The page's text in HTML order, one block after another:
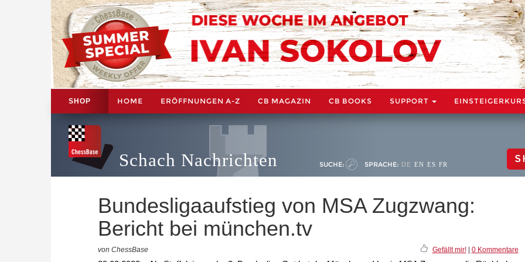
SHOP HOME ERÖFFNUNGEN A-Z CB MAGAZIN CB BOOKS SUPPORT
Schach Nachrichten SUCHE: SPRACHE: DE EN ES FR
Bundesligaaufstieg von MSA Zugzwang:
Bericht bei münchen.tv
von ChessBase Gefällt mir!| 0 Kommentare